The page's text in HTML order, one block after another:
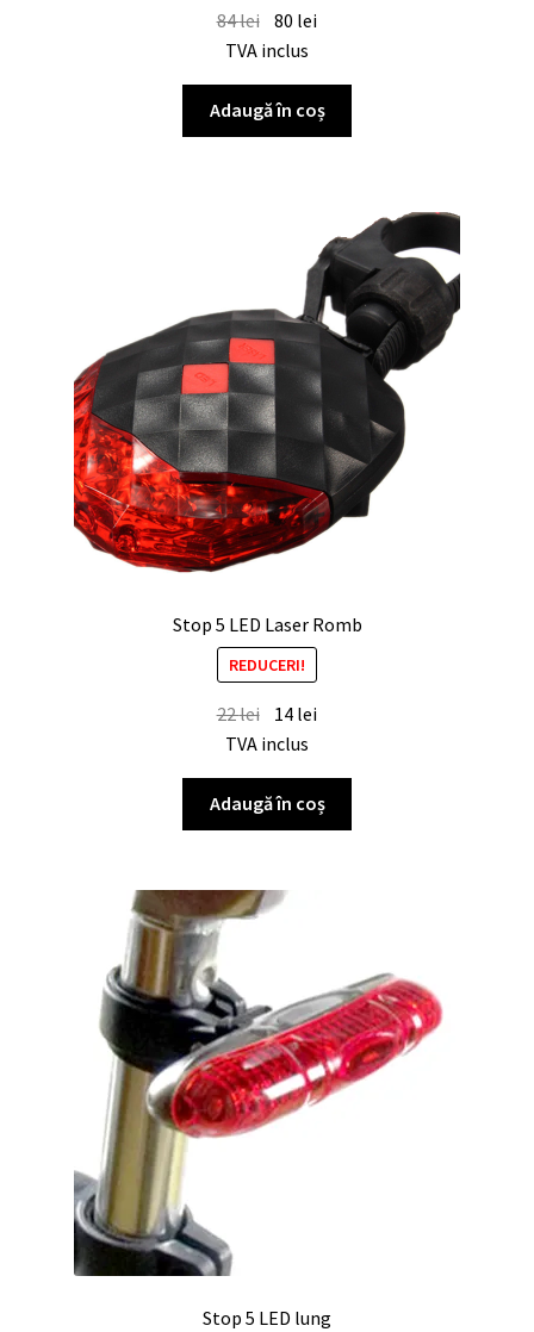
84lei 80 lei
TVA inclus
Adaugă în coș
Stop 5 LED Laser Romb
REDUCERI!
22lei 14 lei
TVA inclus
Adaugă în coș
Stop 5 LED lung